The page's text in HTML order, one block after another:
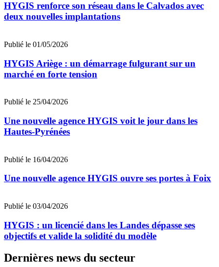
HYGIS renforce son réseau dans le Calvados avec
deux nouvelles implantations
Publié le 01/05/2026
HYGIS Ariège : un démarrage fulgurant sur un
marché en forte tension
Publié le 25/04/2026
Une nouvelle agence HYGIS voit le jour dans les
Hautes-Pyrénées
Publié le 16/04/2026
Une nouvelle agence HYGIS ouvre ses portes à Foix
Publié le 03/04/2026
HYGIS : un licencié dans les Landes dépasse ses
objectifs et valide la solidité du modèle
Dernières news du secteur